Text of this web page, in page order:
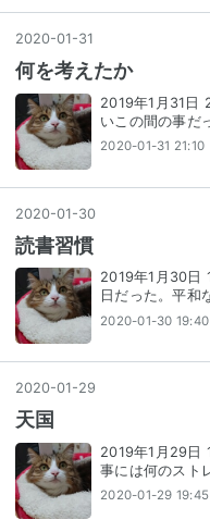
2020-01 -31
何を考えたか
2019年1月31日
いこの間の事だ
2020-01-31 21:10
2020-01-30
読書習慣
2019年1月30日
日だった。平和
2020-01-30 19:40
2020-01 -29
天国
2019年1月29日
事には何のスト
2020-01-29 19:45